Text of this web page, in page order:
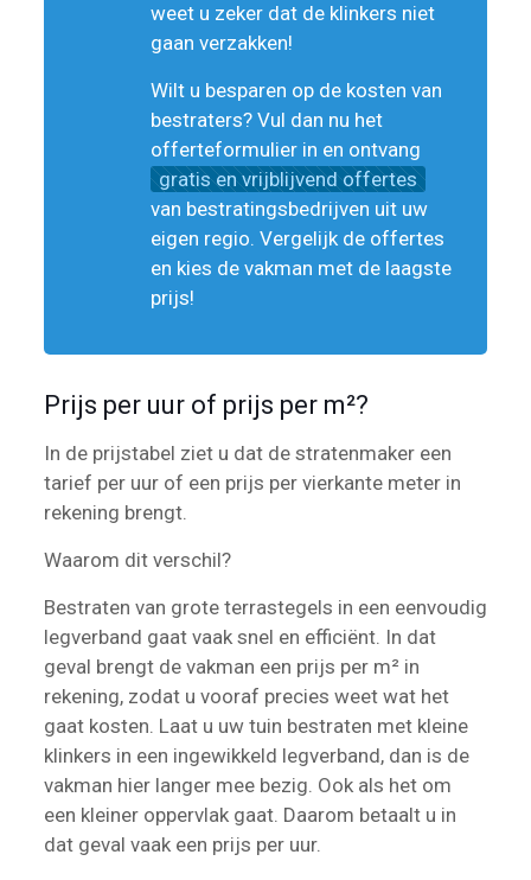
weet u zeker dat de klinkers niet
gaan verzakken!
Wilt u besparen op de kosten van
bestraters? Vul dan nu het
offerteformulier in en ontvang
gratis en vrijblijvend offertes
van bestratingsbedrijven uit uw
eigen regio. Vergelijk de offertes
en kies de vakman met de laagste
prijs!
Prijs per uur of prijs per m²?
In de prijstabel ziet u dat de stratenmaker een
tarief per uur of een prijs per vierkante meter in
rekening brengt.
Waarom dit verschil?
Bestraten van grote terrastegels in een eenvoudig
legverband gaat vaak snel en efficiënt. In dat
geval brengt de vakman een prijs per m² in
rekening, zodat u vooraf precies weet wat het
gaat kosten. Laat u uw tuin bestraten met kleine
klinkers in een ingewikkeld legverband, dan is de
vakman hier langer mee bezig. Ook als het om
een kleiner oppervlak gaat. Daarom betaalt u in
dat geval vaak een prijs per uur.